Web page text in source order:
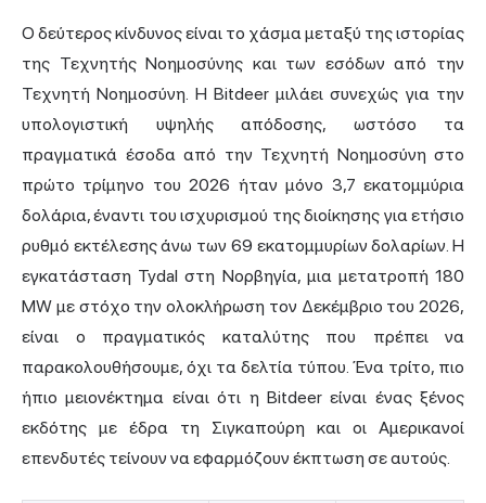
Ο δεύτερος κίνδυνος είναι το χάσμα μεταξύ της ιστορίας
της Τεχνητής Νοημοσύνης και των εσόδων από την
Τεχνητή Νοημοσύνη. Η Bitdeer μιλάει συνεχώς για την
υπολογιστική υψηλής απόδοσης, ωστόσο τα
πραγματικά έσοδα από την Τεχνητή Νοημοσύνη στο
πρώτο τρίμηνο του 2026 ήταν μόνο 3,7 εκατομμύρια
δολάρια, έναντι του ισχυρισμού της διοίκησης για ετήσιο
ρυθμό εκτέλεσης άνω των 69 εκατομμυρίων δολαρίων. Η
εγκατάσταση Tydal στη Νορβηγία, μια μετατροπή 180
MW με στόχο την ολοκλήρωση τον Δεκέμβριο του 2026,
είναι ο πραγματικός καταλύτης που πρέπει να
παρακολουθήσουμε, όχι τα δελτία τύπου. Ένα τρίτο, πιο
ήπιο μειονέκτημα είναι ότι η Bitdeer είναι ένας ξένος
εκδότης με έδρα τη Σιγκαπούρη και οι Αμερικανοί
επενδυτές τείνουν να εφαρμόζουν έκπτωση σε αυτούς.